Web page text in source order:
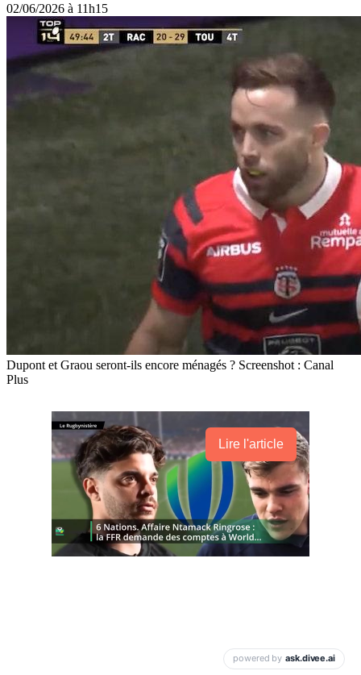
02/06/2026 à 11h15
Dupont et Graou seront-ils encore ménagés ? Screenshot : Canal
Plus
Lire l'article